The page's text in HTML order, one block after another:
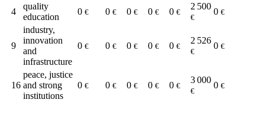
4
quality
education
0 € 0 € 0 € 0 € 0 €
2 500
€
0 €
9
industry,
innovation
and
infrastructure
0 € 0 € 0 € 0 € 0 €
2 526
€
0 €
16
peace, justice
and strong
institutions
0 € 0 € 0 € 0 € 0 €
3 000
€
0 €